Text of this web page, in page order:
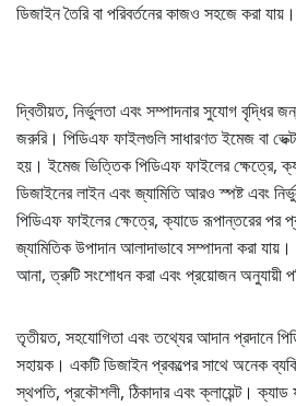
ডিজাইন তৈরি বা পরিবর্তনের কাজও সহজে করা যায়।
দ্বিতীয়ত, নির্ভুলতা এবং সম্পাদনার সুযোগ বৃদ্ধির
জরুরি। পিডিএফ ফাইলগুলি সাধারণত ইমেজ বা
হয়। ইমেজ ভিত্তিক পিডিএফ ফাইলের ক্ষেত্রে,
ডিজাইনের লাইন এবং জ্যামিতি আরও স্পষ্ট এবং
পিডিএফ ফাইলের ক্ষেত্রে, ক্যাডে রূপান্তরের পর
জ্যামিতিক উপাদান আলাদাভাবে সম্পাদনা করা
আনা, ত্রুটি সংশোধন করা এবং প্রয়োজন অনুযায়ী
তৃতীয়ত, সহযোগিতা এবং তথ্যের আদান প্রদানে
সহায়ক। একটি ডিজাইন প্রকল্পের সাথে অনেক
স্থপতি, প্রকৌশলী, ঠিকাদার এবং ক্লায়েন্ট।